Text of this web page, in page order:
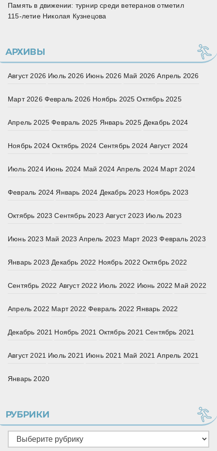
Память в движении: турнир среди ветеранов отметил
115‑летие Николая Кузнецова
АРХИВЫ
Август 2026 Июль 2026 Июнь 2026 Май 2026 Апрель 2026
Март 2026 Февраль 2026 Ноябрь 2025 Октябрь 2025
Апрель 2025 Февраль 2025 Январь 2025 Декабрь 2024
Ноябрь 2024 Октябрь 2024 Сентябрь 2024 Август 2024
Июль 2024 Июнь 2024 Май 2024 Апрель 2024 Март 2024
Февраль 2024 Январь 2024 Декабрь 2023 Ноябрь 2023
Октябрь 2023 Сентябрь 2023 Август 2023 Июль 2023
Июнь 2023 Май 2023 Апрель 2023 Март 2023 Февраль 2023
Январь 2023 Декабрь 2022 Ноябрь 2022 Октябрь 2022
Сентябрь 2022 Август 2022 Июль 2022 Июнь 2022 Май 2022
Апрель 2022 Март 2022 Февраль 2022 Январь 2022
Декабрь 2021 Ноябрь 2021 Октябрь 2021 Сентябрь 2021
Август 2021 Июль 2021 Июнь 2021 Май 2021 Апрель 2021
Январь 2020
РУБРИКИ
Рубрики